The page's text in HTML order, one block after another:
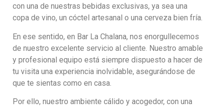
con una de nuestras bebidas exclusivas, ya sea una
copa de vino, un cóctel artesanal o una cerveza bien fría.
En ese sentido, en Bar La Chalana, nos enorgullecemos
de nuestro excelente servicio al cliente. Nuestro amable
y profesional equipo está siempre dispuesto a hacer de
tu visita una experiencia inolvidable, asegurándose de
que te sientas como en casa.
Por ello, nuestro ambiente cálido y acogedor, con una